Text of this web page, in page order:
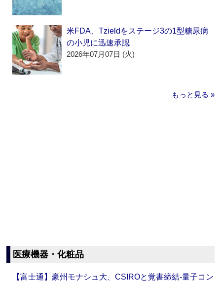
米FDA、Tzieldをステージ3の1型糖尿病
の小児に迅速承認
2026年07月07日 (火)
もっと見る »
医療機器・化粧品
【富士通】豪州モナシュ大、CSIROと覚書締結‐量子コン